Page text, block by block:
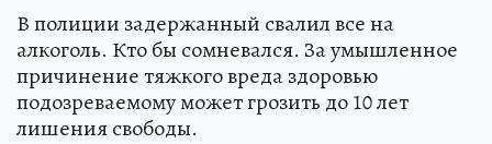
В полиции задержанный свалил все на
алкоголь. Кто бы сомневался. За умышленное
причинение тяжкого вреда здоровью
подозреваемому может грозить до 10 лет
лишения свободы.